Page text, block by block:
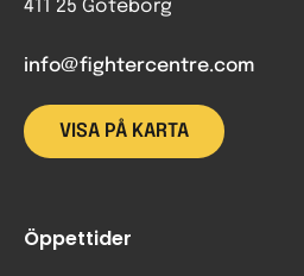
411 25 Göteborg
info@fightercentre.com
VISA PÅ KARTA
Öppettider